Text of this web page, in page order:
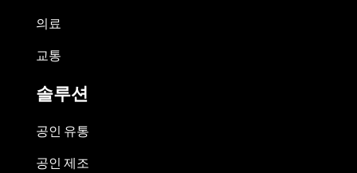
의료
교통
솔루션
공인 유통
공인 제조